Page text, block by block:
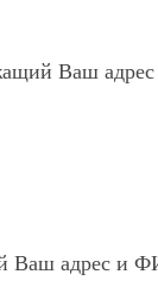
Ваш
Ваш адрес и